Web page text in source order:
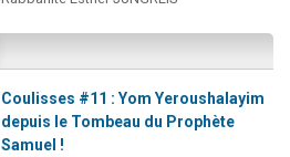
Coulisses #11 : Yom Yeroushalayim
depuis le Tombeau du Prophète
Samuel !